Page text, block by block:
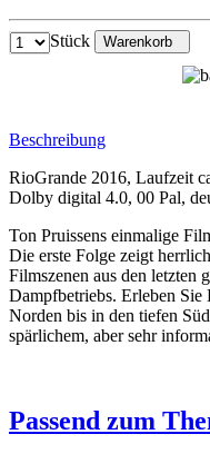
Stück Warenkorb
Beschreibung
RioGrande 2016, Laufzeit
Dolby digital 4.0, 00 Pal,
Ton Pruissens einmalige
Die erste Folge zeigt
Filmszenen aus den letzten
Dampfbetriebs. Erleben
Norden bis in den tiefen
spärlichem, aber sehr
Passend zum